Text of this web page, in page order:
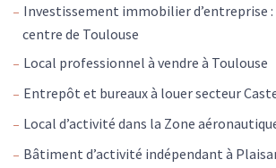
Investissement immobilier d’entreprise
centre de Toulouse
Local professionnel à vendre à Toulouse
Entrepôt et bureaux à louer secteur
Local d’activité dans la Zone
Bâtiment d’activité indépendant à